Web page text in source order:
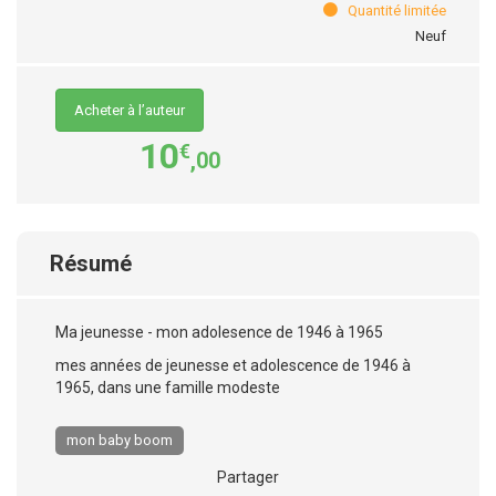
Quantité limitée
Neuf
Acheter à l’auteur
10€,00
Résumé
Ma jeunesse - mon adolesence de 1946 à 1965
mes années de jeunesse et adolescence de 1946 à
1965, dans une famille modeste
mon baby boom
Partager